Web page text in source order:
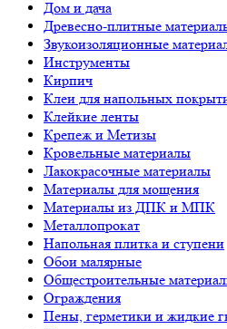
Дом и дача
Древесно-плитные
Звукоизоляционные
Инструменты
Кирпич
Клеи для напольных
Клейкие ленты
Крепеж и Метизы
Кровельные материалы
Лакокрасочные материалы
Материалы для мощения
Материалы из ДПК и МПК
Металлопрокат
Напольная плитка и ступени
Обои малярные
Общестроительные
Ограждения
Пены, герметики и жидкие